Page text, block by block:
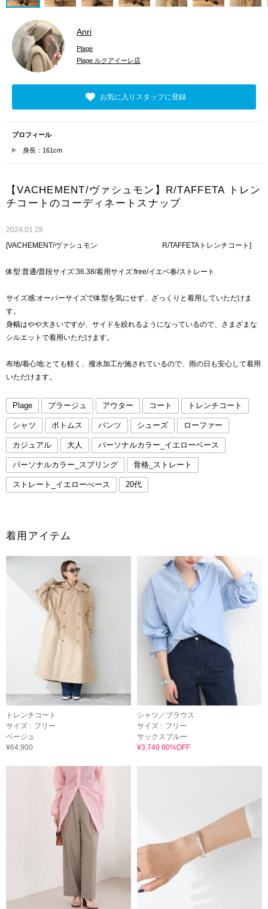
Anri
Plage
Plage ルクアイーレ店
お気に入りスタッフに登録
プロフィール
身長：161cm
【VACHEMENT/ヴァシュモン】R/TAFFETA トレン
チコートのコーディネートスナップ
2024.01.28
[VACHEMENT/ヴァシュモン R/TAFFETAトレンチコート]
体型:普通/普段サイズ:36.38/着用サイズ:free/イエベ春/ストレート
サイズ感:オーバーサイズで体型を気にせず、ざっくりと着用していただけま
す。
身幅はやや大きいですが、サイドを絞れるようになっているので、さまざまな
シルエットで着用いただけます。
布地/着心地:とても軽く、撥水加工が施されているので、雨の日も安心して着用
いただけます。
Plage プラージュ アウター コート トレンチコート
シャツ ボトムス パンツ シューズ ローファー
カジュアル 大人 パーソナルカラー_イエローベース
パーソナルカラー_スプリング 骨格_ストレート
ストレート_イエローべース 20代
着用アイテム
トレンチコート
サイズ : フリー
ベージュ
¥64,900
シャツ／ブラウス
サイズ : フリー
サックスブルー
¥3,740 80%OFF